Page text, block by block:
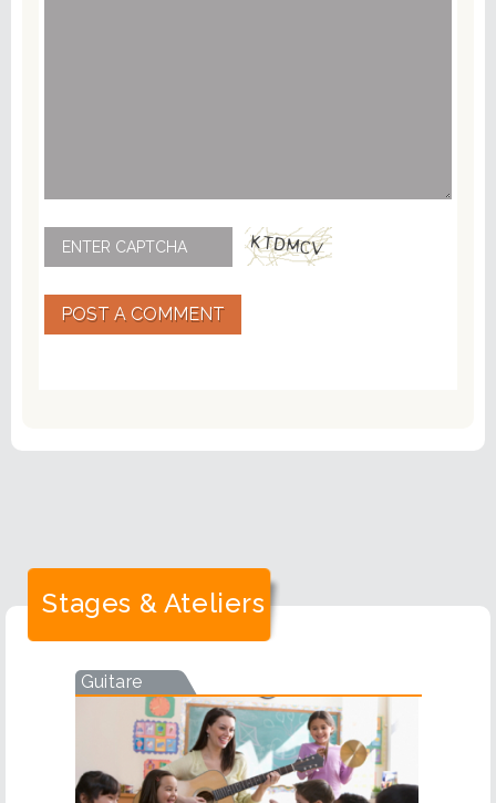
POST A COMMENT
Stages & Ateliers
Guitare